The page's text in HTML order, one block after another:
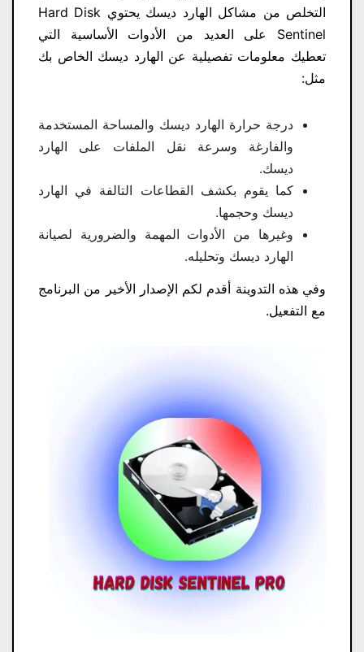
التخلص من مشاكل الهارد ديسك يحتوي Hard Disk
Sentinel على العديد من الأدوات الأساسية التي
تعطيك معلومات تفصيلية عن الهارد ديسك الخاص بك
مثل:
درجة حرارة الهارد ديسك والمساحة المستخدمة
والفارغة وسرعة نقل الملفات على الهارد
ديسك.
كما يقوم بكشف القطاعات التالفة في الهارد
ديسك وحجمها.
وغيرها من الأدوات المهمة والضرورية لصيانة
الهارد ديسك وتحليله.
وفي هذه التدوينة أقدم لكم الإصدار الأخير من البرنامج
مع التفعيل.